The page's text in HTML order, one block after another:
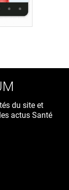
du site et
actus Santé